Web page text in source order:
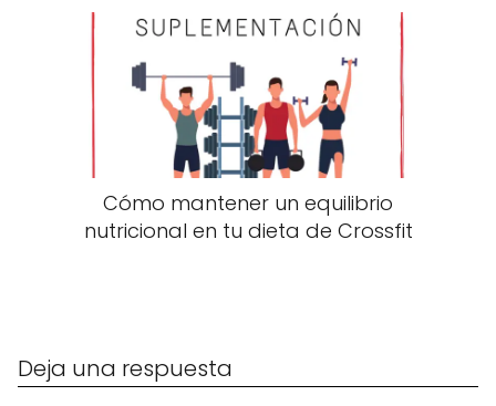
Cómo mantener un equilibrio
nutricional en tu dieta de Crossfit
Deja una respuesta